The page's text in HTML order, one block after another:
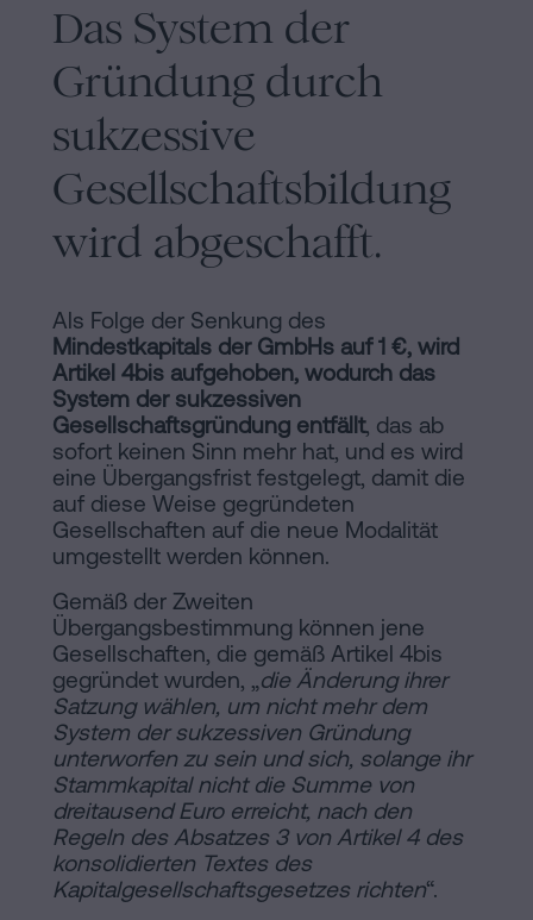
Das System der
Gründung durch
sukzessive
Gesellschaftsbildung
wird abgeschafft.
Als Folge der Senkung des
Mindestkapitals der GmbHs auf 1 €, wird
Artikel 4bis aufgehoben, wodurch das
System der sukzessiven
Gesellschaftsgründung entfällt, das ab
sofort keinen Sinn mehr hat, und es wird
eine Übergangsfrist festgelegt, damit die
auf diese Weise gegründeten
Gesellschaften auf die neue Modalität
umgestellt werden können.
Gemäß der Zweiten
Übergangsbestimmung können jene
Gesellschaften, die gemäß Artikel 4bis
gegründet wurden, „die Änderung ihrer
Satzung wählen, um nicht mehr dem
System der sukzessiven Gründung
unterworfen zu sein und sich, solange ihr
Stammkapital nicht die Summe von
dreitausend Euro erreicht, nach den
Regeln des Absatzes 3 von Artikel 4 des
konsolidierten Textes des
Kapitalgesellschaftsgesetzes richten“.